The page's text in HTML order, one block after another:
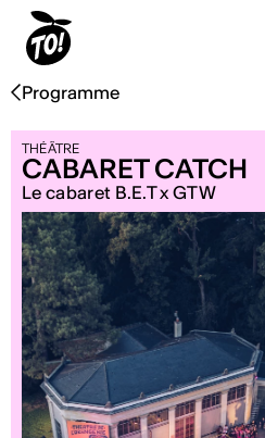
Programme
THÉÂTRE
CABARET CATCH
Le cabaret B.E.T x GTW